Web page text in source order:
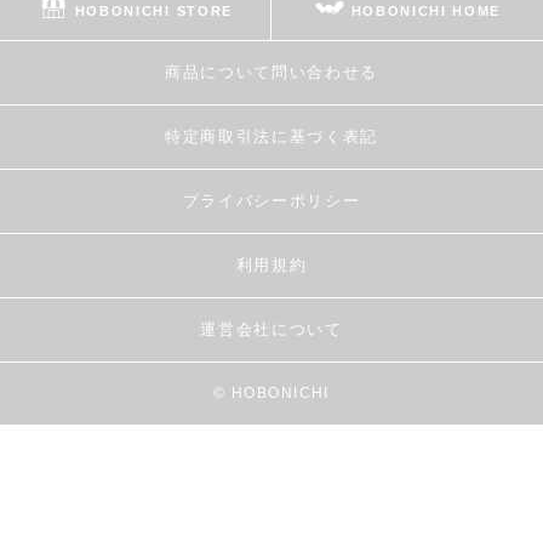
HOBONICHI STORE HOBONICHI HOME
商品について問い合わせる
特定商取引法に基づく表記
プライバシーポリシー
利用規約
運営会社について
© HOBONICHI